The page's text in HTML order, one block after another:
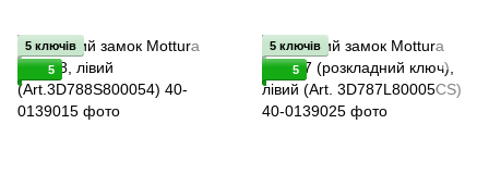
5 ключів
5
5 ключів
5